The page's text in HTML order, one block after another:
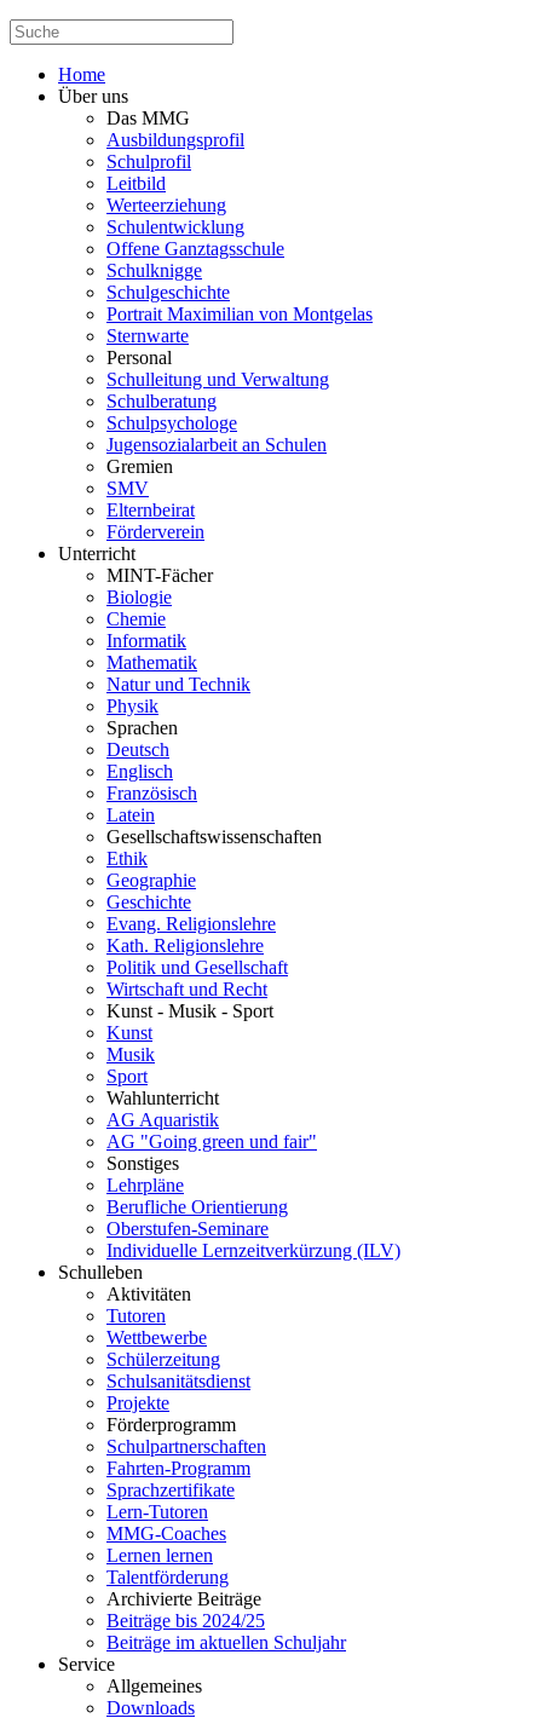
Home
Über uns
Das MMG
Ausbildungsprofil
Schulprofil
Leitbild
Werteerziehung
Schulentwicklung
Offene Ganztagsschule
Schulknigge
Schulgeschichte
Portrait Maximilian von Montgelas
Sternwarte
Personal
Schulleitung und Verwaltung
Schulberatung
Schulpsychologe
Jugensozialarbeit an Schulen
Gremien
SMV
Elternbeirat
Förderverein
Unterricht
MINT-Fächer
Biologie
Chemie
Informatik
Mathematik
Natur und Technik
Physik
Sprachen
Deutsch
Englisch
Französisch
Latein
Gesellschaftswissenschaften
Ethik
Geographie
Geschichte
Evang. Religionslehre
Kath. Religionslehre
Politik und Gesellschaft
Wirtschaft und Recht
Kunst - Musik - Sport
Kunst
Musik
Sport
Wahlunterricht
AG Aquaristik
AG "Going green und fair"
Sonstiges
Lehrpläne
Berufliche Orientierung
Oberstufen-Seminare
Individuelle Lernzeitverkürzung (ILV)
Schulleben
Aktivitäten
Tutoren
Wettbewerbe
Schülerzeitung
Schulsanitätsdienst
Projekte
Förderprogramm
Schulpartnerschaften
Fahrten-Programm
Sprachzertifikate
Lern-Tutoren
MMG-Coaches
Lernen lernen
Talentförderung
Archivierte Beiträge
Beiträge bis 2024/25
Beiträge im aktuellen Schuljahr
Service
Allgemeines
Downloads